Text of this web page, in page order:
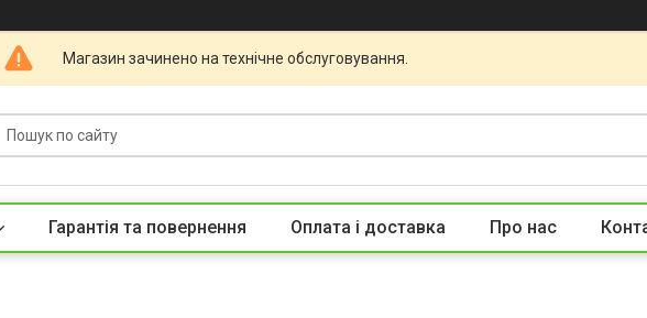
Магазин зачинено на технічне обслуговування.
Гарантія та повернення Оплата і доставка Про нас